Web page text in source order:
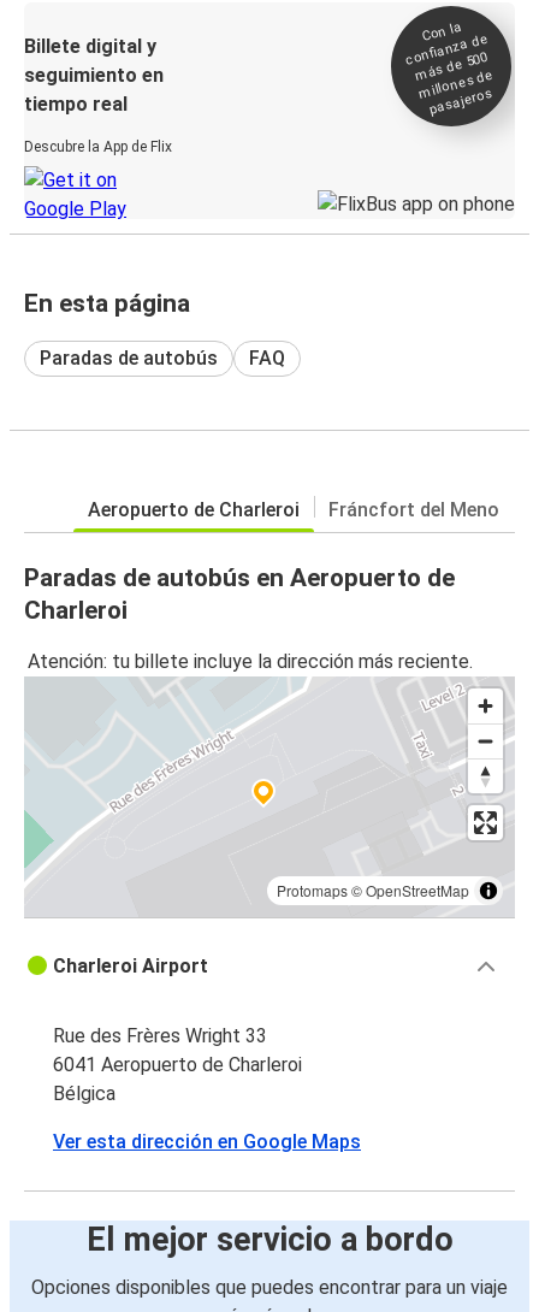
Billete digital y
seguimiento en
tiempo real
Descubre la App de Flix
Con la
confianza de
más de 500
millones de
pasajeros
En esta página
Paradas de autobús FAQ
Aeropuerto de Charleroi Fráncfort del Meno
Paradas de autobús en Aeropuerto de
Charleroi
Atención: tu billete incluye la dirección más reciente.
Protomaps©OpenStreetMap
Charleroi Airport
Rue des Frères Wright 33
6041 Aeropuerto de Charleroi
Bélgica
Ver esta dirección en Google Maps
El mejor servicio a bordo
Opciones disponibles que puedes encontrar para un viaje